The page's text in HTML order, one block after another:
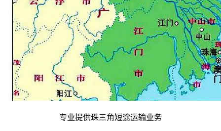
专业提供珠三角短途运输业务